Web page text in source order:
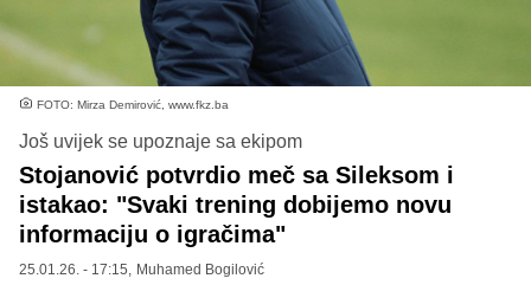
FOTO: Mirza Demirović, www.fkz.ba
Još uvijek se upoznaje sa ekipom
Stojanović potvrdio meč sa Sileksom i
istakao: "Svaki trening dobijemo novu
informaciju o igračima"
25.01.26. - 17:15, Muhamed Bogilović